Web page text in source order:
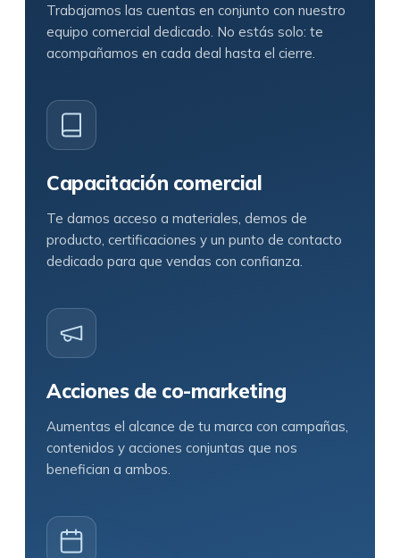
Trabajamos las cuentas en conjunto con nuestro
equipo comercial dedicado. No estás solo: te
acompañamos en cada deal hasta el cierre.
Capacitación comercial
Te damos acceso a materiales, demos de
producto, certificaciones y un punto de contacto
dedicado para que vendas con confianza.
Acciones de co-marketing
Aumentas el alcance de tu marca con campañas,
contenidos y acciones conjuntas que nos
benefician a ambos.